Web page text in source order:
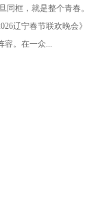
宁春晚》
同框，就是整个青春。
辽宁春节联欢晚会》
容。在一众...